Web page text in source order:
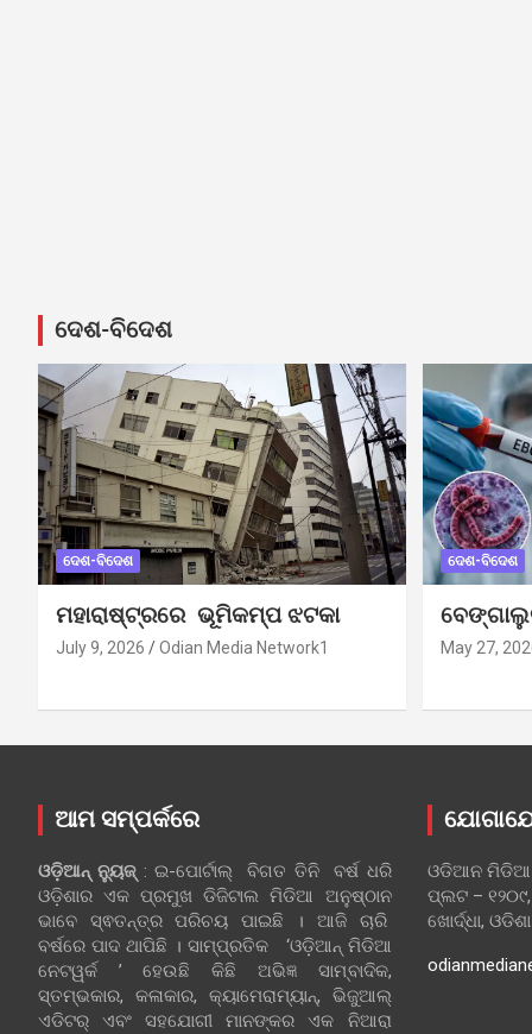
ଦେଶ-ବିଦେଶ
ଦେଶ-ବିଦେଶ
ମହାରାଷ୍ଟ୍ରରେ ଭୂମିକମ୍ପ ଝଟକା
July 9, 2026 Odian Media Network1
ଦେଶ-ବିଦେଶ
May 27,
ଆମ ସମ୍ପର୍କରେ
ଓଡ଼ିଆନ୍‍ ନ୍ୟୁଜ୍‍: ଇ-ପୋର୍ଟାଲ୍ ବିଗତ ତିନି ବର୍ଷ ଧରି
ଓଡ଼ିଶାର ଏକ ପ୍ରମୁଖ ଡିଜିଟାଲ ମିଡିଆ ଅନୁଷ୍ଠାନ
ଭାବେ ସ୍ଵତନ୍ତ୍ର ପରିଚୟ ପାଇଛି । ଆଜି ଚାରି
ବର୍ଷରେ ପାଦ ଥାପିଛି । ସାମ୍ପ୍ରତିକ ‘ଓଡ଼ିଆନ୍‍ ମିଡିଆ
ନେଟୱର୍କ ’ ହେଉଛି କିଛି ଅଭିଜ୍ଞ ସାମ୍ବାଦିକ,
ସ୍ତମ୍ଭକାର, କଳାକାର, କ୍ୟାମେରାମ୍ୟାନ୍, ଭିଜୁଆଲ୍
ଏଡିଟର୍ ଏବଂ ସହଯୋଗୀ ମାନଙ୍କର ଏକ ନିଆରା
ଓଡିଆନ ମିଡିଆ
ପ୍ଲଟ –
ଖୋର୍ଦ୍ଧା,